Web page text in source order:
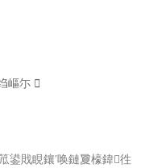
嶇尓
鍙戝睍鑲′唤鏈夐檺鍏徃